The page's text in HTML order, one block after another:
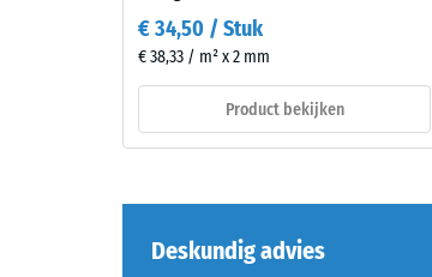
nieuw
geproduceerd,
doorgekleurd
en
schadstofvrij
(ethyleen-
€ 34,50 / Stuk
€ 38,33 / m² x 2 mm
Product bekijken
Deskundig advies